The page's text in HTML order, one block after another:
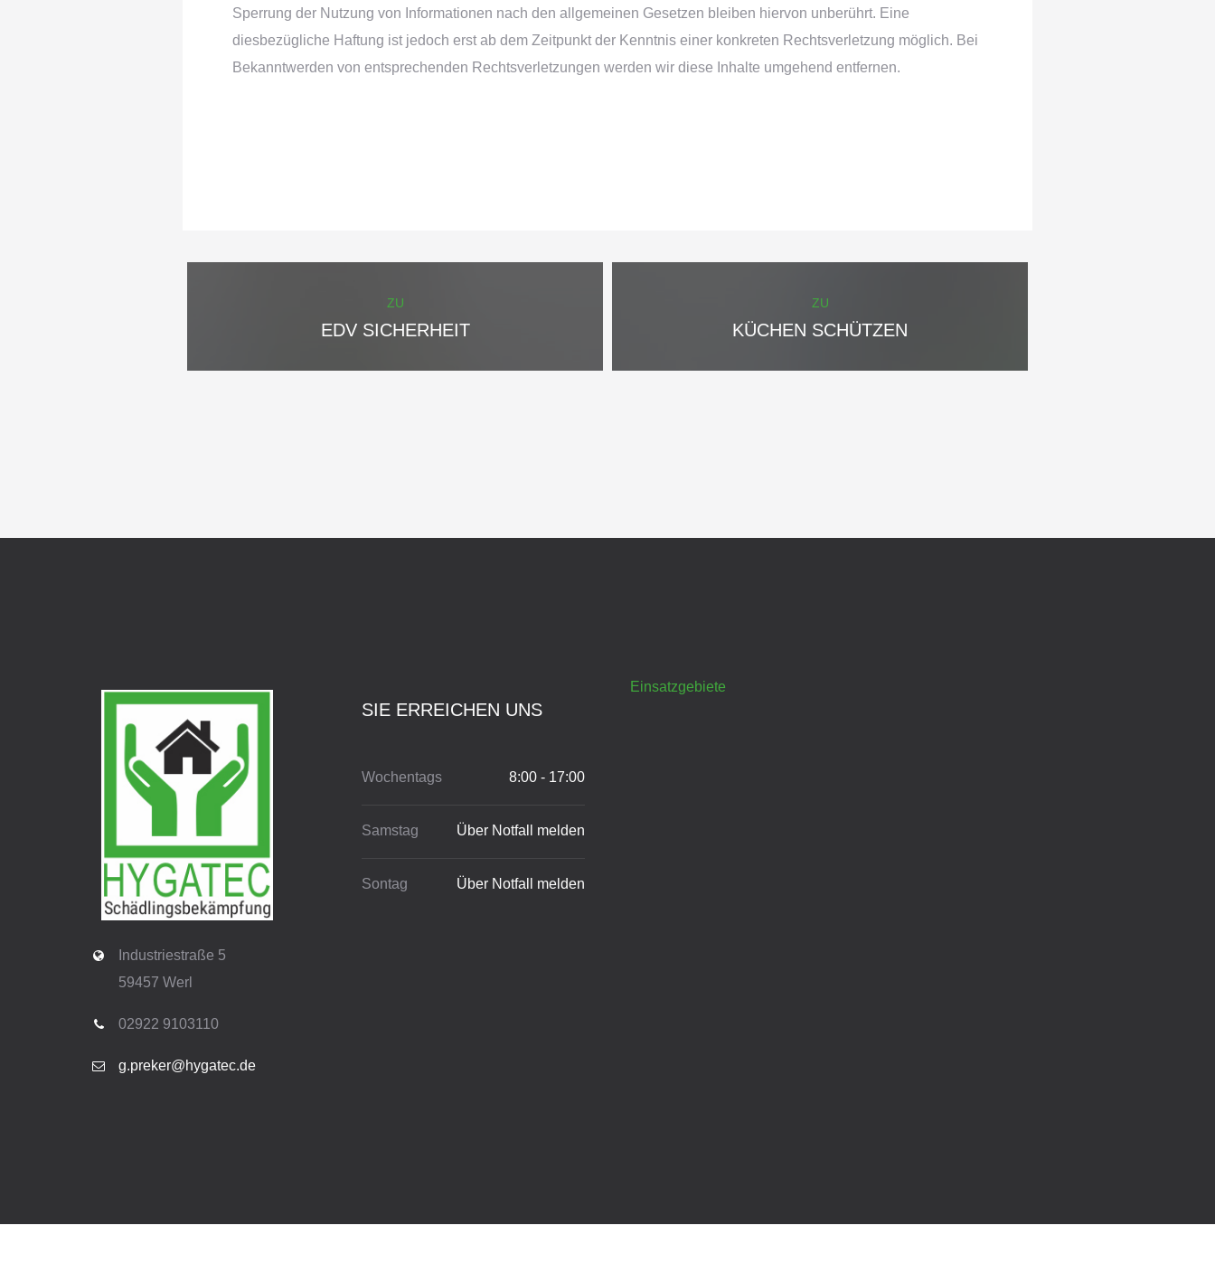
Sperrung der Nutzung von Informationen nach den allgemeinen Gesetzen bleiben hiervon unberührt. Eine
diesbezügliche Haftung ist jedoch erst ab dem Zeitpunkt der Kenntnis einer konkreten Rechtsverletzung möglich. Bei
Bekanntwerden von entsprechenden Rechtsverletzungen werden wir diese Inhalte umgehend entfernen.
ZU
EDV SICHERHEIT
ZU
KÜCHEN SCHÜTZEN
Industriestraße 5
59457 Werl
02922 9103110
g.preker@hygatec.de
SIE ERREICHEN UNS
Wochentags 8:00 - 17:00
Samstag Über Notfall melden
Sontag Über Notfall melden
Einsatzgebiete